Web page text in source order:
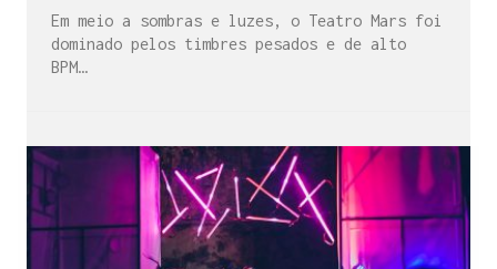
Em meio a sombras e luzes, o Teatro Mars foi
dominado pelos timbres pesados e de alto
BPM…